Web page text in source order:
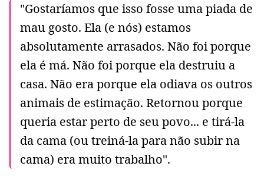
"Gostaríamos que isso fosse uma piada de
mau gosto. Ela (e nós) estamos
absolutamente arrasados. Não foi porque
ela é má. Não foi porque ela destruiu a
casa. Não era porque ela odiava os outros
animais de estimação. Retornou porque
queria estar perto de seu povo... e tirá-la
da cama (ou treiná-la para não subir na
cama) era muito trabalho".